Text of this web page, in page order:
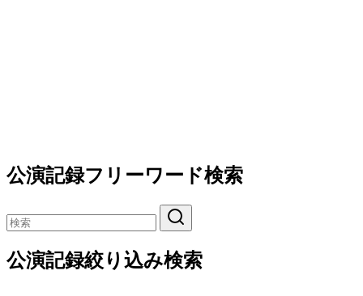
公演記録フリーワード検索
公演記録絞り込み検索